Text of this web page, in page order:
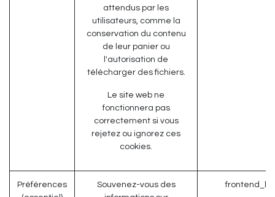
attendus par les
utilisateurs, comme la
conservation du contenu
de leur panier ou
l'autorisation de
télécharger des fichiers.
Le site web ne
fonctionnera pas
correctement si vous
rejetez ou ignorez ces
cookies.
Préférences
Souvenez-vous des